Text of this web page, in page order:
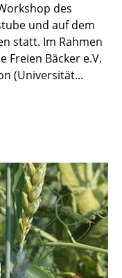
des
und auf dem
statt. Im Rahmen
Freien Bäcker e.V.
(Universität...